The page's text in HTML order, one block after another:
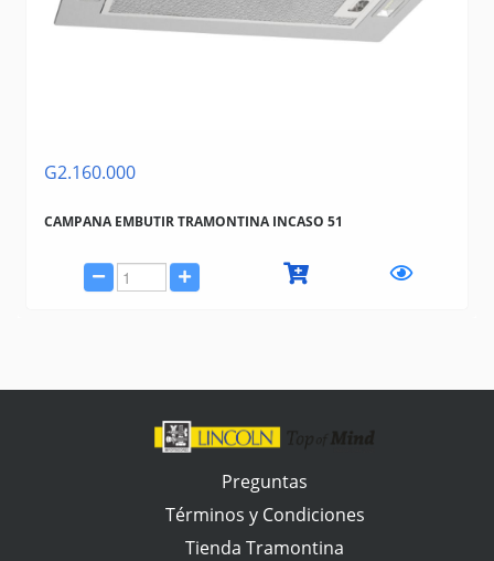
G2.160.000
CAMPANA EMBUTIR TRAMONTINA INCASO 51
Preguntas
Términos y Condiciones
Tienda Tramontina